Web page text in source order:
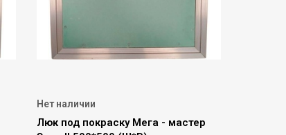
Нет наличии
Люк под покраску Мега - мастер